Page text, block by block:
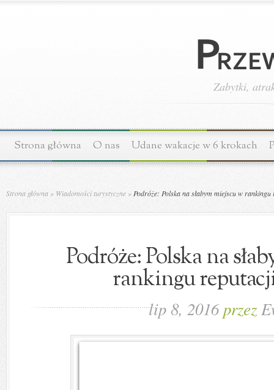
Zabytki,
Strona główna O nas Udane wakacje w 6 krokach
Strona główna » Wiadomości turystyczne » Podróże: Polska na słabym miejscu w
Podróże: Polska na
rankingu
lip 8, 2016przez